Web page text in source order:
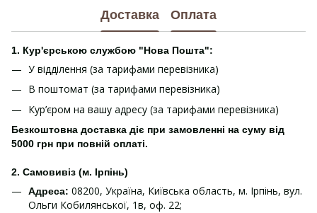
Доставка Оплата
1. Кур'єрською службою "Нова Пошта":
У відділення (за тарифами перевізника)
В поштомат (за тарифами перевізника)
Кур’єром на вашу адресу (за тарифами перевізника)
Безкоштовна доставка діє при замовленні на суму від
5000 грн при повній оплаті.
2. Самовивіз (м. Ірпінь)
Адреса: 08200, Україна, Київська область, м. Ірпінь, вул.
Ольги Кобилянської, 1в, оф. 22;